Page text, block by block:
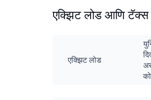
एक्झिट लोड आणि टॅक्स
एक्झिट लोड